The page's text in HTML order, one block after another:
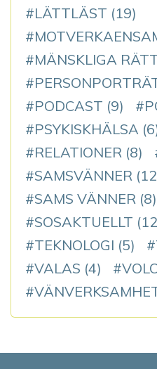
LÄTTLÄST (19)
MÄNSKLIGA
PODCAST (9)
PSYKISKHÄLSA
RELATIONER (8)
SAMSVÄNNER
SAMS VÄNNER (8)
SOSAKTUELLT
TEKNOLOGI (5)
VALAS (4)